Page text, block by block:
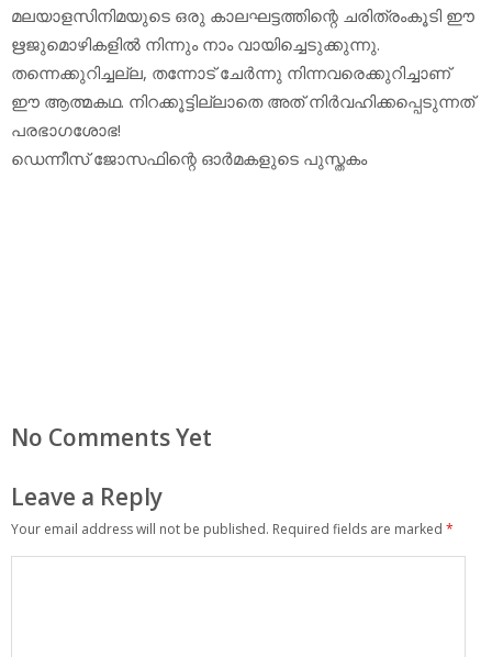
മലയാളസിനിമയുടെ ഒരു കാലഘട്ടത്തിന്റെ ചരിത്രംകൂടി ഈ
ഋജുമൊഴികളിൽ നിന്നും നാം വായിച്ചെടുക്കുന്നു.
തന്നെക്കുറിച്ചല്ല, തന്നോട് ചേർന്നു നിന്നവരെക്കുറിച്ചാണ്
ഈ ആത്മകഥ. നിറക്കൂട്ടില്ലാതെ അത് നിർവഹിക്കപ്പെടുന്നത്
പരഭാഗശോഭ!
ഡെന്നീസ് ജോസഫിന്റെ ഓർമകളുടെ പുസ്തകം
No Comments Yet
Leave a Reply
Your email address will not be published. Required fields are marked *